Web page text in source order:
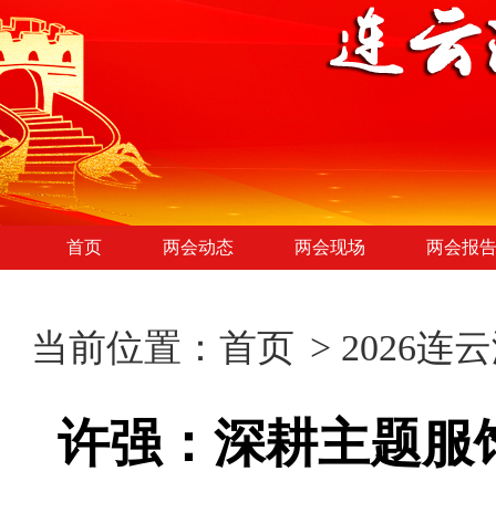
首页 两会动态 两会现场 两会报告
当前位置： 首页 > 2026连
许强：深耕主题服